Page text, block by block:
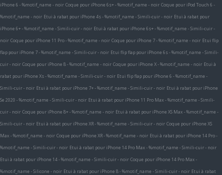
iPhone 6 - %motif_name - noir Coque pour iPhone 6s+ - %motif_name - noir Coque pour iPod Touch 6 -
%motif_name - noir Etui à rabat pour iPhone 4s - %motif_name - Simili-cuir - noir Etui à rabat pour
iPhone 6+ - %motif_name - Simili-cuir - noir Etui à rabat pour iPhone 6s+ - %motif_name - Simili-cuir -
noir Coque pour iPhone 11 Pro - %motif_name - noir Coque pour iPhone 7 - %motif_name - noir Etui flip
flap pour iPhone 7 - %motif_name - Simili-cuir - noir Etui flip flap pour iPhone 6s - %motif_name - Simili-
cuir - noir Coque pour iPhone 8 - %motif_name - noir Coque pour iPhone X - %motif_name - noir Etui à
rabat pour iPhone Xs - %motif_name - Simili-cuir - noir Etui flip flap pour iPhone 6 - %motif_name -
Simili-cuir - noir Etui à rabat pour iPhone 7+ - %motif_name - Simili-cuir - noir Etui à rabat pour iPhone
Se 2020 - %motif_name - Simili-cuir - noir Etui à rabat pour iPhone 11 Pro Max - %motif_name - Simili-
cuir - noir Coque pour iPhone 8+ - %motif_name - noir Etui à rabat pour iPhone XS Max - %motif_name -
Simili-cuir - noir Etui à rabat pour iPhone XR - %motif_name - Simili-cuir - noir Coque pour iPhone XS
Max - %motif_name - noir Coque pour iPhone XR - %motif_name - noir Etui à rabat pour iPhone 14 Pro -
%motif_name - Simili-cuir - noir Etui à rabat pour iPhone 14 Pro Max - %motif_name - Simili-cuir - noir
Etui à rabat pour iPhone 14 - %motif_name - Simili-cuir - noir Coque pour iPhone 14 Pro Max -
%motif_name - Silicone - noir Etui à rabat pour iPhone 8 - %motif_name - Simili-cuir - noir Etui à rabat